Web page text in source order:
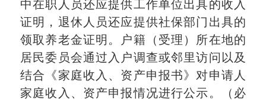
中在职人员还应提供工作单位出具的收入
证明，退休人员还应提供社保部门出具的
领取养老金证明。户籍（受理）所在地的
居民委员会通过入户调查或邻里访问以及
结合《家庭收入、资产申报书》对申请人
家庭收入、资产申报情况进行公示。（必